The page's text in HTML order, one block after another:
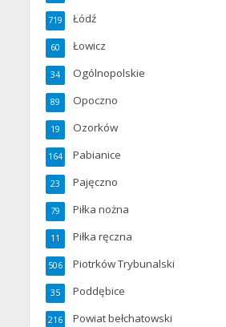
Łódź
719
Łowicz
60
Ogólnopolskie
34
Opoczno
89
Ozorków
19
Pabianice
164
Pajęczno
23
Piłka nożna
79
Piłka ręczna
11
Piotrków Trybunalski
506
Poddębice
35
Powiat bełchatowski
216